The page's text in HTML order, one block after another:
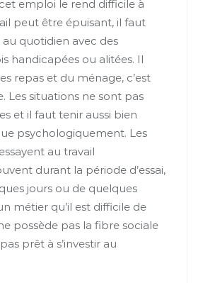
emploi le rend difficile à
peut être épuisant, il faut
au quotidien avec des
handicapées ou alitées. Il
repas et du ménage, c’est
Les situations ne sont pas
et il faut tenir aussi bien
psychologiquement. Les
au travail
durant la période d’essai,
jours ou de quelques
métier qu’il est difficile de
possède pas la fibre sociale
prêt à s’investir au